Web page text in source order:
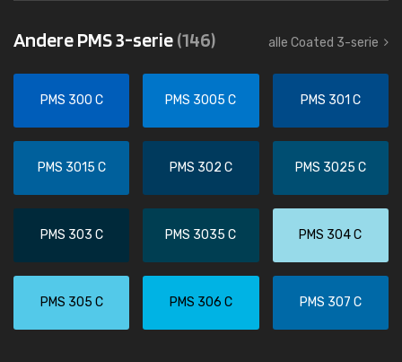
Andere PMS 3-serie(146) alle Coated 3-serie
PMS 300 C PMS 3005 C PMS 301 C
PMS 3015 C PMS 302 C PMS 3025 C
PMS 303 C PMS 3035 C PMS 304 C
PMS 305 C PMS 306 C PMS 307 C